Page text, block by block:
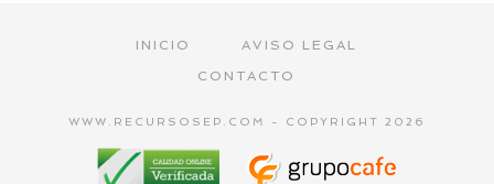
INICIO
AVISO LEGAL
CONTACTO
WWW.RECURSOSEP.COM - COPYRIGHT 2026